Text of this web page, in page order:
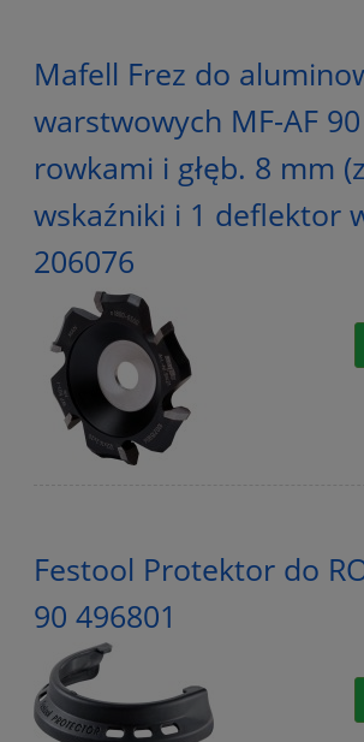
Mafell Frez do
warstwowych MF-AF
rowkami i głęb. 8 mm
wskaźniki i 1 deflektor
206076
Festool Protektor do
90 496801